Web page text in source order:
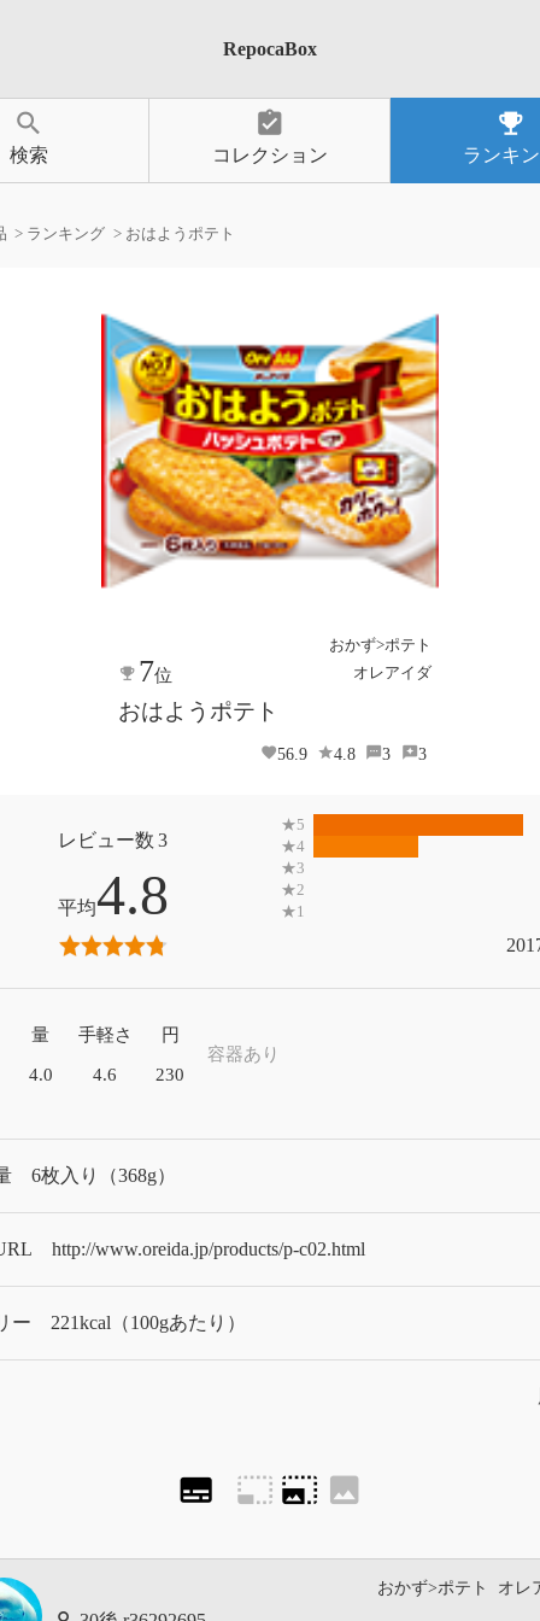
RepocaBox
search
検索
assignment_turned_in
コレクション
emoji_events
ランキ
ランキング おはようポテト
おかず>ポテト
オレアイダ
7位
おはようポテト
56.9 4.8 3 3
3
4.8
量
4.0
手軽さ
4.6
円
230
容器あり
6枚入り（368g）
http://www.oreida.jp/products/p-c02.html
ー 221kcal（100gあたり）
subtitles photo_size_select_small photo_size_select_large image
おかず>ポテト オレ